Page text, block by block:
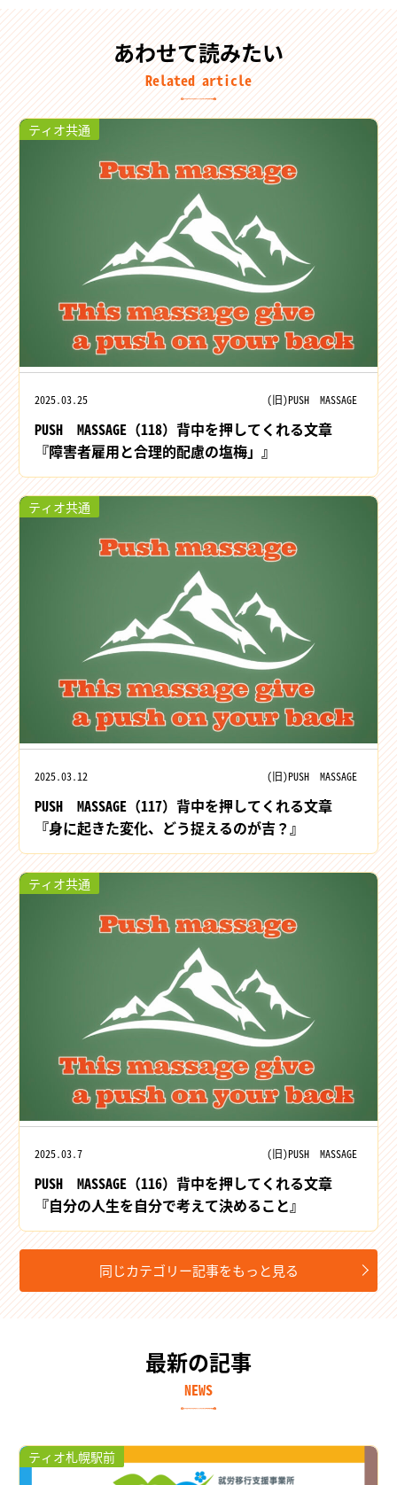
あわせて読みたい
Related article
ティオ共通
2025.03.25 (旧)PUSH MASSAGE
PUSH MASSAGE（118）背中を押してくれる文章
『障害者雇用と合理的配慮の塩梅」』
ティオ共通
2025.03.12 (旧)PUSH MASSAGE
PUSH MASSAGE（117）背中を押してくれる文章
『身に起きた変化、どう捉えるのが吉？』
ティオ共通
2025.03.7 (旧)PUSH MASSAGE
PUSH MASSAGE（116）背中を押してくれる文章
『自分の人生を自分で考えて決めること』
同じカテゴリー記事をもっと見る
最新の記事
NEWS
ティオ札幌駅前